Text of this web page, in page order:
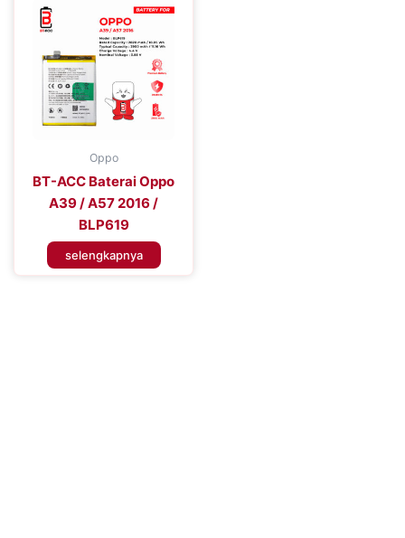
Oppo
BT-ACC Baterai Oppo
A39 / A57 2016 /
BLP619
selengkapnya